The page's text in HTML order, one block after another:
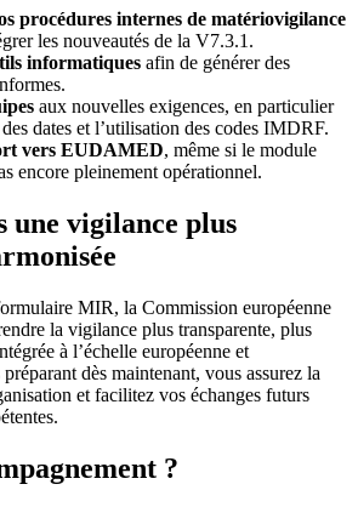
procédures internes de matériovigilance
les nouveautés de la V7.3.1.
informatiques afin de générer des
aux nouvelles exigences, en particulier
dates et l’utilisation des codes IMDRF.
vers EUDAMED, même si le module
encore pleinement opérationnel.
une vigilance plus
MIR, la Commission européenne
la vigilance plus transparente, plus
à l’échelle européenne et
dès maintenant, vous assurez la
et facilitez vos échanges futurs
?